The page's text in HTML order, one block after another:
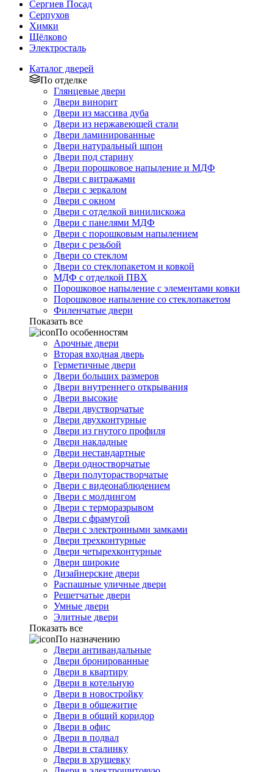
Сергиев Посад
Серпухов
Химки
Щёлково
Электросталь
Каталог дверей
По отделке
Глянцевые двери
Двери винорит
Двери из массива дуба
Двери из нержавеющей стали
Двери ламинированные
Двери натуральный шпон
Двери под старину
Двери порошковое напыление и МДФ
Двери с витражами
Двери с зеркалом
Двери с окном
Двери с отделкой винилискожа
Двери с панелями МДФ
Двери с порошковым напылением
Двери с резьбой
Двери со стеклом
Двери со стеклопакетом и ковкой
МДФ с отделкой ПВХ
Порошковое напыление с элементами ковки
Порошковое напыление со стеклопакетом
Филенчатые двери
Показать все
По особенностям
Арочные двери
Вторая входная дверь
Герметичные двери
Двери больших размеров
Двери внутреннего открывания
Двери высокие
Двери двустворчатые
Двери двухконтурные
Двери из гнутого профиля
Двери накладные
Двери нестандартные
Двери одностворчатые
Двери полуторастворчатые
Двери с видеонаблюдением
Двери с молдингом
Двери с терморазрывом
Двери с фрамугой
Двери с электронными замками
Двери трехконтурные
Двери четырехконтурные
Двери широкие
Дизайнерские двери
Распашные уличные двери
Решетчатые двери
Умные двери
Элитные двери
Показать все
По назначению
Двери антивандальные
Двери бронированные
Двери в квартиру
Двери в котельную
Двери в новостройку
Двери в общежитие
Двери в общий коридор
Двери в офис
Двери в подвал
Двери в сталинку
Двери в хрущевку